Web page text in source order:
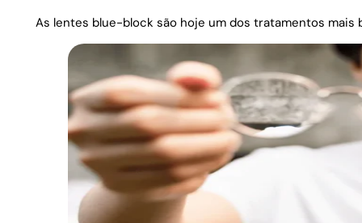
As lentes blue-block são hoje um dos tratamentos